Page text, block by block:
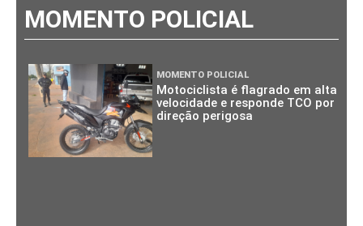
MOMENTO POLICIAL
MOMENTO POLICIAL
Motociclista é flagrado em alta
velocidade e responde TCO por
direção perigosa